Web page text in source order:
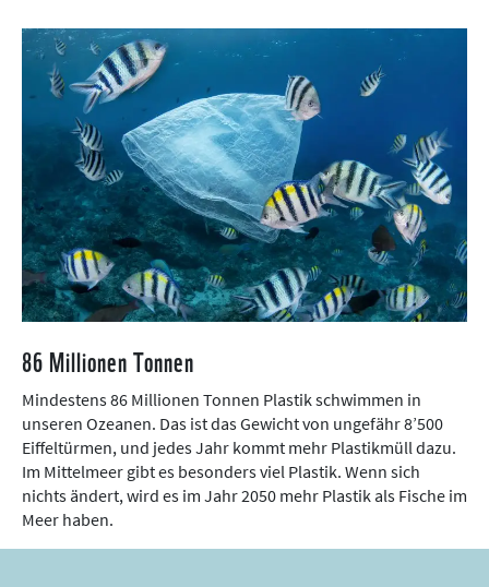
86 Millionen Tonnen
Mindestens 86 Millionen Tonnen Plastik schwimmen in
unseren Ozeanen. Das ist das Gewicht von ungefähr 8’500
Eiffeltürmen, und jedes Jahr kommt mehr Plastikmüll dazu.
Im Mittelmeer gibt es besonders viel Plastik. Wenn sich
nichts ändert, wird es im Jahr 2050 mehr Plastik als Fische im
Meer haben.